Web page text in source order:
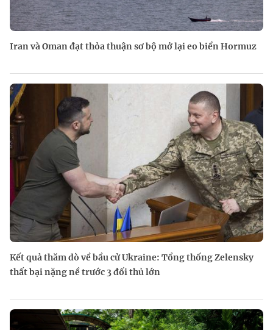
Iran và Oman đạt thỏa thuận sơ bộ mở lại eo biển Hormuz
Kết quả thăm dò về bầu cử Ukraine: Tổng thống Zelensky
thất bại nặng nề trước 3 đối thủ lớn